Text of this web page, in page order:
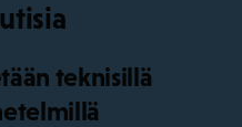
teknisillä